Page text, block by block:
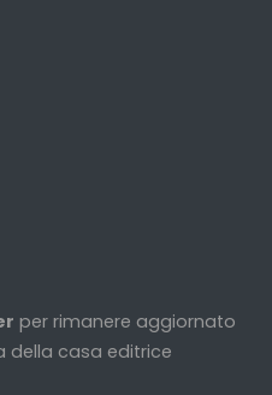
per rimanere aggiornato
della casa editrice